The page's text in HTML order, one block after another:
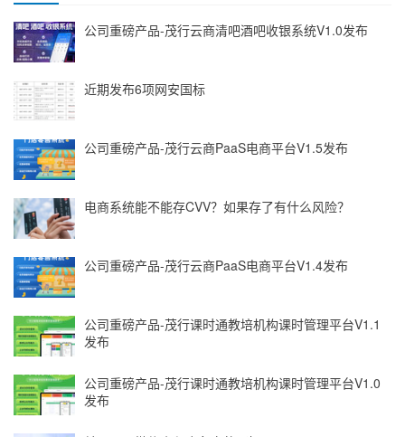
公司重磅产品-茂行云商清吧酒吧收银系统V1.0发布
近期发布6项网安国标
公司重磅产品-茂行云商PaaS电商平台V1.5发布
电商系统能不能存CVV？如果存了有什么风险？
公司重磅产品-茂行云商PaaS电商平台V1.4发布
公司重磅产品-茂行课时通教培机构课时管理平台V1.1
发布
公司重磅产品-茂行课时通教培机构课时管理平台V1.0
发布